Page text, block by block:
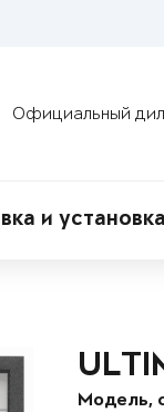
Официальный
и установка
Модель,